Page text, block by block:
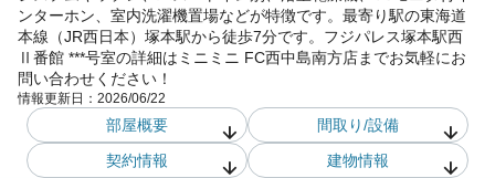
ンターホン、室内洗濯機置場などが特徴です。最寄り駅の東海道
本線（JR西日本）塚本駅から徒歩7分です。フジパレス塚本駅西
Ⅱ番館 ***号室の詳細はミニミニ FC西中島南方店までお気軽にお
問い合わせください！
情報更新日： 2026/06/22
部屋概要
間取り/設備
契約情報
建物情報